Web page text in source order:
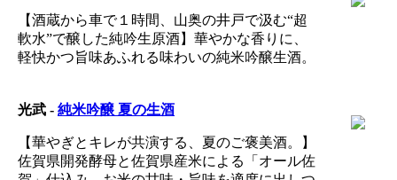
【酒蔵から車で１時間、山奥の井戸で汲む“超
軟水”で醸した純吟生原酒】華やかな香りに、
軽快かつ旨味あふれる味わいの純米吟醸生酒。
光武 - 純米吟醸 夏の生酒
【華やぎとキレが共演する、夏のご褒美酒。】
佐賀県開発酵母と佐賀県産米による「オール佐